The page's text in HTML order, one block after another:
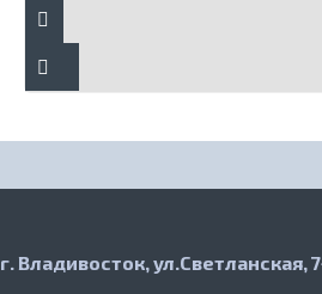
г. Владивосток, ул.Светланская, 7